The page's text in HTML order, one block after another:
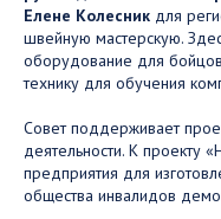
Елене Колесник для
швейную мастерскую.
оборудование для
технику для обучения
Совет поддерживает
деятельности. К проекту
предприятия для
общества инвалидов